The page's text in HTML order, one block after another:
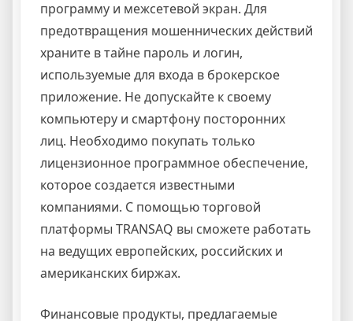
программу и межсетевой экран. Для
предотвращения мошеннических действий
храните в тайне пароль и логин,
используемые для входа в брокерское
приложение. Не допускайте к своему
компьютеру и смартфону посторонних
лиц. Необходимо покупать только
лицензионное программное обеспечение,
которое создается известными
компаниями. С помощью торговой
платформы TRANSAQ вы сможете работать
на ведущих европейских, российских и
американских биржах.
Финансовые продукты, предлагаемые